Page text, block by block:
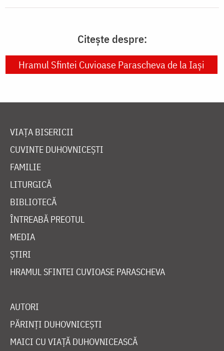
Citește despre:
Hramul Sfintei Cuvioase Parascheva de la Iași
VIAȚA BISERICII
CUVINTE DUHOVNICEȘTI
FAMILIE
LITURGICĂ
BIBLIOTECĂ
ÎNTREABĂ PREOTUL
MEDIA
ȘTIRI
HRAMUL SFINTEI CUVIOASE PARASCHEVA
AUTORI
PĂRINȚI DUHOVNICEȘTI
MAICI CU VIAȚĂ DUHOVNICEASCĂ